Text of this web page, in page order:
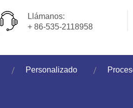
Llámanos:
+ 86-535-2118958
Personalizado